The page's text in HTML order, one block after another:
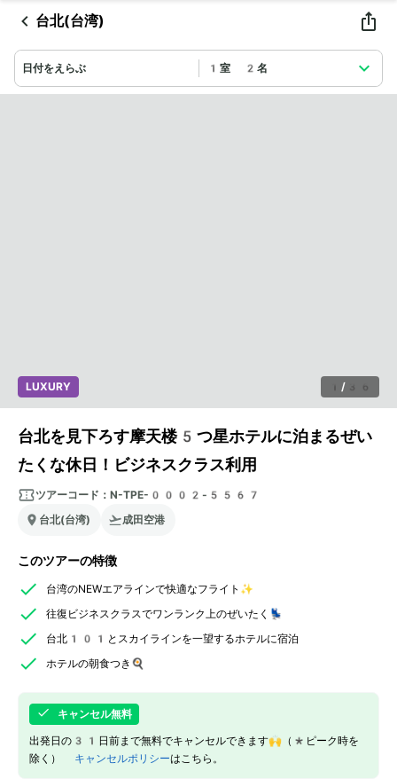
台北(台湾)
日付をえらぶ 1室 2名
1 / 36
LUXURY
台北を見下ろす摩天楼5つ星ホテルに泊まるぜい
たくな休日！ビジネスクラス利用
ツアーコード： N-TPE-0002-5567
台北(台湾)
成田空港
このツアーの特徴
台湾のNEWエアラインで快適なフライト✨
往復ビジネスクラスでワンランク上のぜいたく💺
台北101とスカイラインを一望するホテルに宿泊
ホテルの朝食つき🍳
キャンセル無料
出発日の31日前まで無料でキャンセルできます🙌（*ピーク時を
除く） キャンセルポリシーはこちら。